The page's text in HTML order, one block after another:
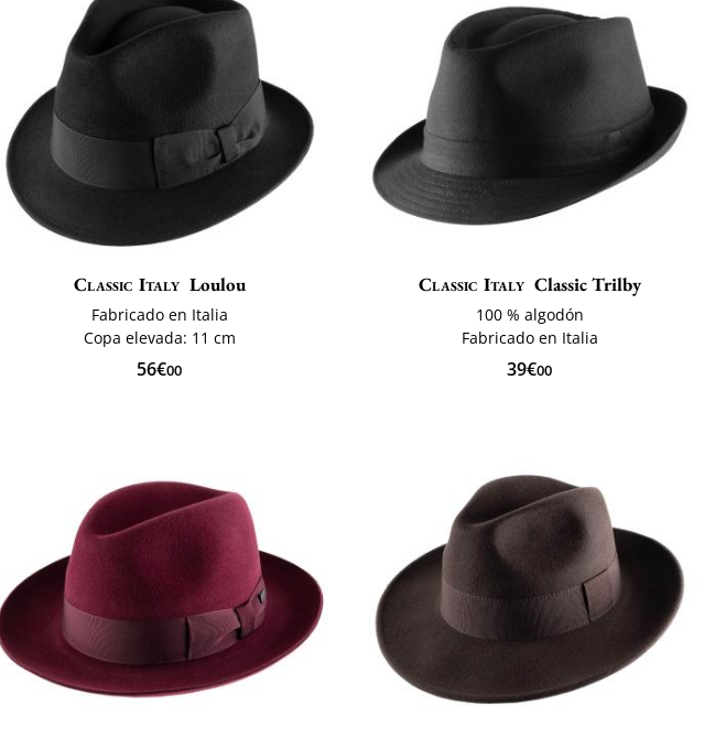
Classic Italy Loulou
Fabricado en Italia
Copa elevada: 11 cm
56€00
Classic Italy Classic Trilby
100 % algodón
Fabricado en Italia
39€00